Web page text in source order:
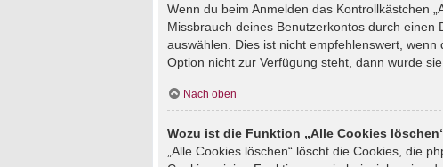
Wenn du beim Anmelden das Kontrollkästchen
Missbrauch deines Benutzerkontos durch einen
auswählen. Dies ist nicht empfehlenswert,
Option nicht zur Verfügung steht, dann wurde
Nach oben
Wozu ist die Funktion „Alle Cookies
„Alle Cookies löschen“ löscht die Cookies, die